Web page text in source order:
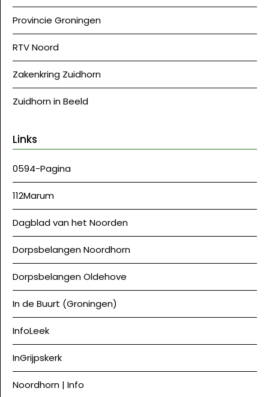
Provincie Groningen
RTV Noord
Zakenkring Zuidhorn
Zuidhorn in Beeld
Links
0594-Pagina
112Marum
Dagblad van het Noorden
Dorpsbelangen Noordhorn
Dorpsbelangen Oldehove
In de Buurt (Groningen)
InfoLeek
InGrijpskerk
Noordhorn | Info